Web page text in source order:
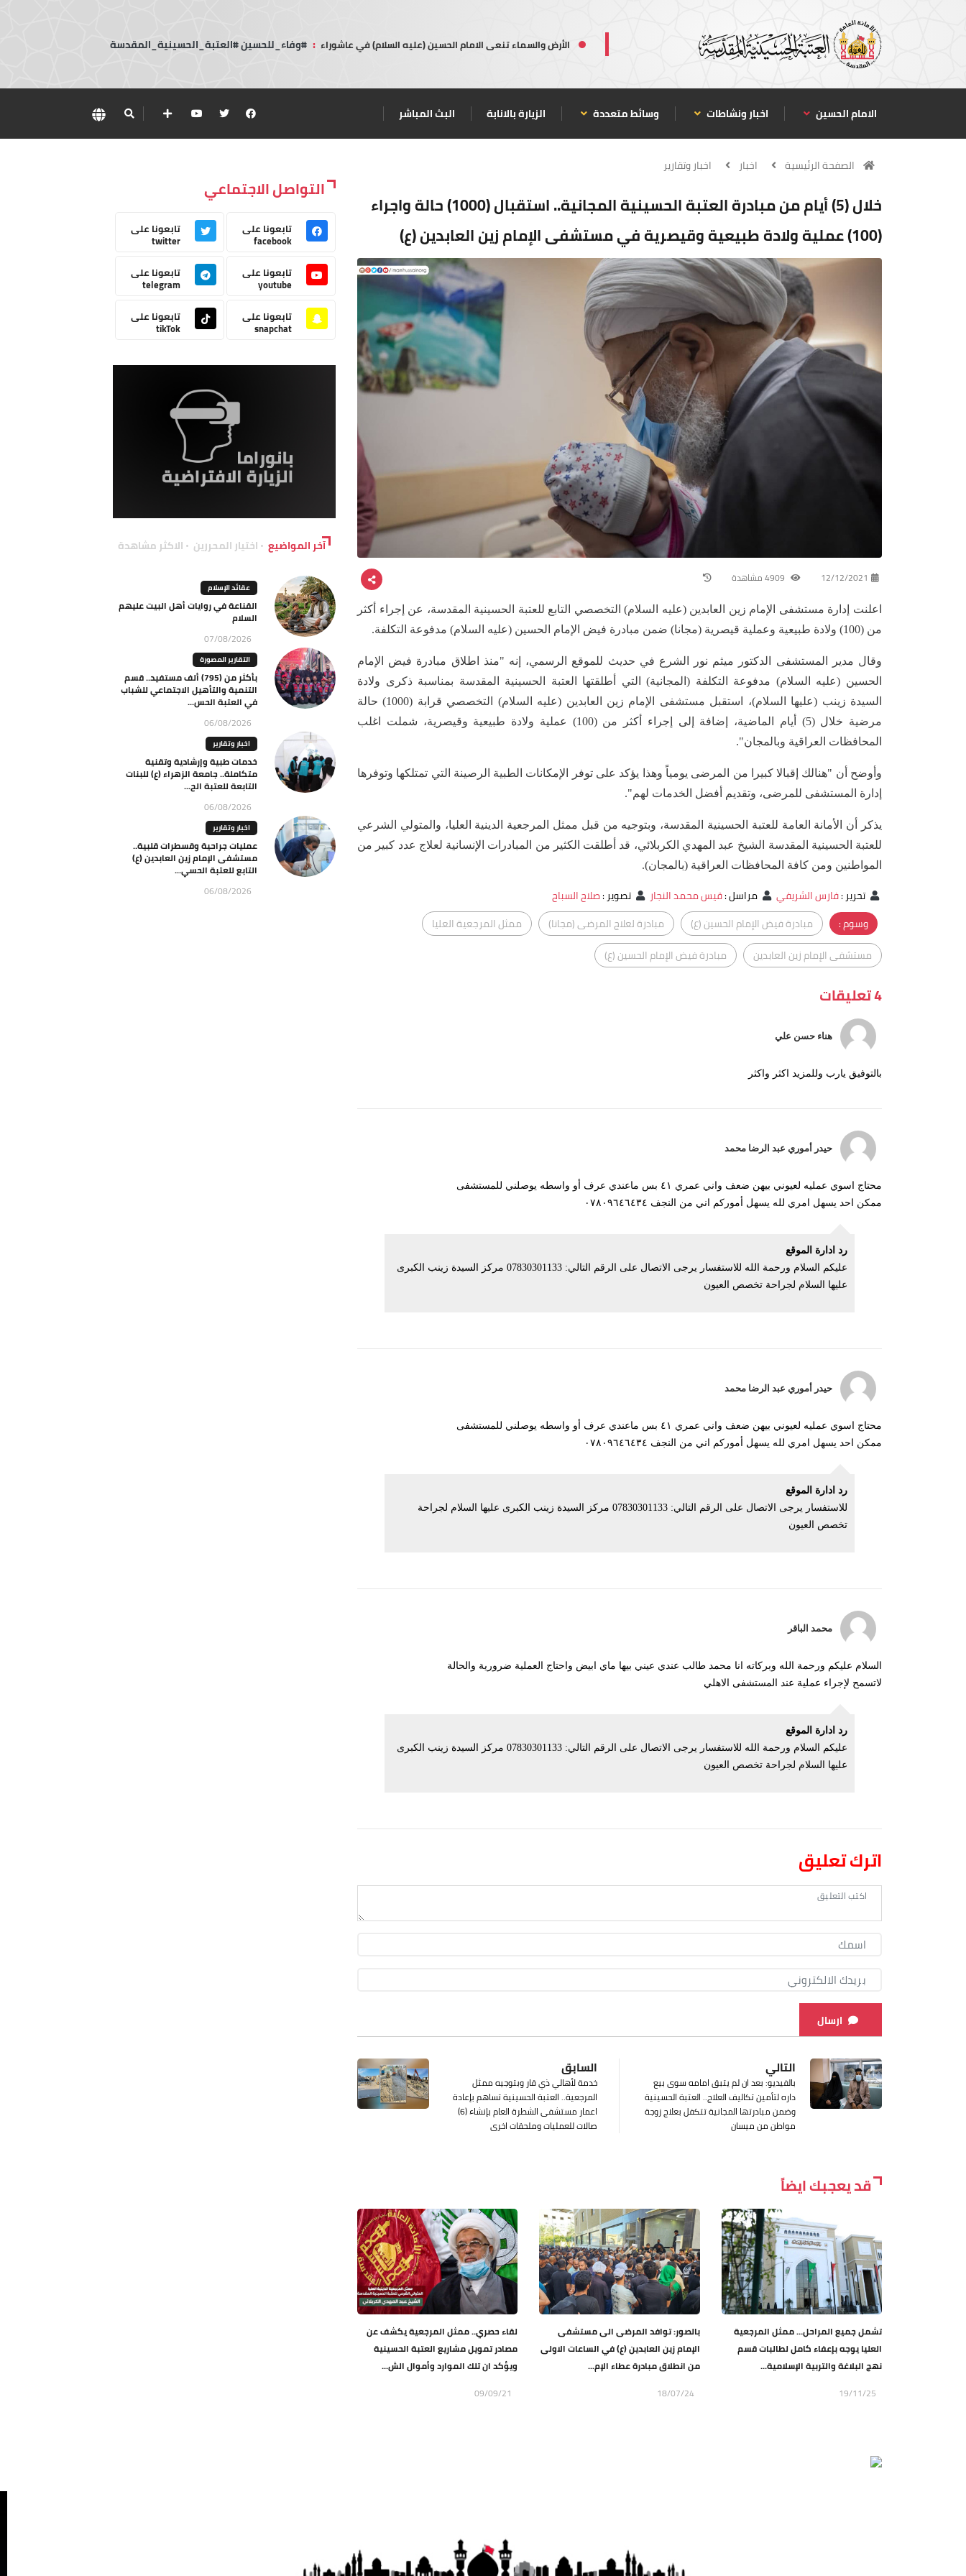
الأرض والسماء تنعى الامام الحسين (عليه السلام) في عاشوراء : #وفاء_للحسين #العتبة_الحسينية_المقدسة
الامام الحسين اخبار ونشاطات وسائط متعددة الزيارة بالانابة البث المباشر
الصفحة الرئيسية اخبار اخبار وتقارير
خلال (5) أيام من مبادرة العتبة الحسينية المجانية.. استقبال (1000) حالة واجراء
(100) عملية ولادة طبيعية وقيصرية في مستشفى الإمام زين العابدين (ع)
12/12/2021
اعلنت إدارة مستشفى الإمام زين العابدين (عليه السلام) التخصصي التابع للعتبة الحسينية المقدسة، عن إجراء أكثر
من (100) ولادة طبيعية وعملية قيصرية (مجانا) ضمن مبادرة فيض الإمام الحسين (عليه السلام) مدفوعة التكلفة.
وقال مدير المستشفى الدكتور ميثم نور الشرع في حديث للموقع الرسمي، إنه "منذ اطلاق مبادرة فيض الإمام
الحسين (عليه السلام) مدفوعة التكلفة (المجانية) التي أطلقتها العتبة الحسينية المقدسة بمناسبة ذكرى ولادة
السيدة زينب (عليها السلام)، استقبل مستشفى الإمام زين العابدين (عليه السلام) التخصصي قرابة (1000) حالة
مرضية خلال (5) أيام الماضية، إضافة إلى إجراء أكثر من (100) عملية ولادة طبيعية وقيصرية، شملت اغلب
المحافظات العراقية وبالمجان".
وأوضح أن "هنالك إقبالا كبيرا من المرضى يومياً وهذا يؤكد على توفر الإمكانات الطبية الرصينة التي تمتلكها وتوفرها
إدارة المستشفى للمرضى، وتقديم أفضل الخدمات لهم".
يذكر أن الأمانة العامة للعتبة الحسينية المقدسة، وبتوجيه من قبل ممثل المرجعية الدينية العليا، والمتولي الشرعي
للعتبة الحسينية المقدسة الشيخ عبد المهدي الكربلائي، قد أطلقت الكثير من المبادرات الإنسانية لعلاج عدد كبير من
المواطنين ومن كافة المحافظات العراقية (بالمجان).
تحرير:فارس الشريفي مراسل:قيس محمد النجار تصوير:صلاح السباح
وسوم :
مبادرة فيض الإمام الحسين (ع) مبادرة لعلاج المرضى (مجانا)
ممثل المرجعية العليا
مستشفى الإمام زين العابدين
مبادرة فيض الإمام الحسين (ع)
4 تعليقات
هناء حسن علي
بالتوفيق يارب وللمزيد اكثر واكثر
حيدر أموري عبد الرضا محمد
محتاج اسوي عمليه لعيوني بيهن ضعف واني عمري ٤١ بس ماعندي عرف أو واسطه يوصلني للمستشفى
ممكن احد يسهل امري لله يسهل أموركم اني من النجف ٠٧٨٠٩٦٤٦٤٣٤
رد ادارة الموقع
عليكم السلام ورحمة الله للاستفسار يرجى الاتصال على الرقم التالي: 07830301133 مركز السيدة زينب الكبرى
عليها السلام لجراحة تخصص العيون
حيدر أموري عبد الرضا محمد
محتاج اسوي عمليه لعيوني بيهن ضعف واني عمري ٤١ بس ماعندي عرف أو واسطه يوصلني للمستشفى
ممكن احد يسهل امري لله يسهل أموركم اني من النجف ٠٧٨٠٩٦٤٦٤٣٤
رد ادارة الموقع
للاستفسار يرجى الاتصال على الرقم التالي: 07830301133 مركز السيدة زينب الكبرى عليها السلام لجراحة
تخصص العيون
محمد الباقر
السلام عليكم ورحمة الله وبركاته انا محمد طالب عندي عيني بيها ماي ابيض واحتاج العملية ضرورية والحالة
لاتسمح لإجراء عملية عند المستشفى الاهلي
رد ادارة الموقع
عليكم السلام ورحمة الله للاستفسار يرجى الاتصال على الرقم التالي: 07830301133 مركز السيدة زينب الكبرى
عليها السلام لجراحة تخصص العيون
اترك تعليق
ارسال
السابق
خدمة لأهالي ذي قار وبتوجيه ممثل
المرجعية.. العتبة الحسينية تساهم بإعادة
اعمار مستشفى الشطرة العام بإنشاء (6)
صالات للعمليات وملحقات اخرى
التالي
بالفيديو: بعد ان لم يتبق امامه سوى بيع
داره لتأمين تكاليف العلاج.. العتبة الحسينية
وضمن مبادرتها المجانية تتكفل بعلاج زوجة
مواطن من ميسان
قد يعجبك ايضاً
تشمل جميع المراحل… ممثل المرجعية
العليا يوجه بإعفاء كامل لطالبات قسم
نهج البلاغة والتربية الإسلامية...
19/11/25
بالصور: توافد المرضى الى مستشفى
الإمام زين العابدين (ع) في الساعات الاولى
من انطلاق مبادرة عطاء الإم...
18/07/24
لقاء حصري.. ممثل المرجعية يكشف عن
مصادر تمويل مشاريع العتبة الحسينية
ويؤكد ان تلك الموارد وأموال الش...
09/09/21
التواصل الاجتماعي
تابعونا على
facebook
تابعونا على
twitter
تابعونا على
youtube
تابعونا على
telegram
تابعونا على
snapchat
تابعونا على
tikTok
آخر المواضيع اختيار المحررين الاكثر مشاهدة
عقائد الإسلام
القناعة في روايات أهل البيت عليهم
السلام
07/08/2026
التقارير المصورة
بأكثر من (795) ألف مستفيد.. قسم
التنمية والتأهيل الاجتماعي للشباب
في العتبة الحس...
06/08/2026
اخبار وتقارير
خدمات طبية وإرشادية وتقنية
متكاملة.. جامعة الزهراء (ع) للبنات
التابعة للعتبة الح...
06/08/2026
اخبار وتقارير
عمليات جراحية وقسطرات قلبية..
مستشفى الإمام زين العابدين (ع)
التابع للعتبة الحسي...
06/08/2026